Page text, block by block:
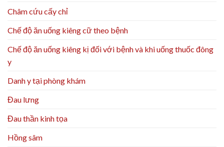
Châm cứu cấy chỉ
Chế độ ăn uống kiêng cữ theo bệnh
Chế độ ăn uống kiêng kị đối với bệnh và khi uống thuốc đông
y
Danh y tại phòng khám
Đau lưng
Đau thần kinh tọa
Hồng sâm